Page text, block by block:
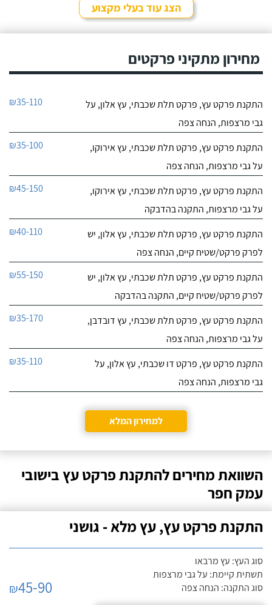
הצג עוד בעלי מקצוע
מחירון מתקיני פרקטים
התקנת פרקט עץ, פרקט תלת שכבתי, עץ אלון, על
גבי מרצפות, הנחה צפה
₪35-110
התקנת פרקט עץ, פרקט תלת שכבתי, עץ אירוקו,
על גבי מרצפות, הנחה צפה
₪35-100
התקנת פרקט עץ, פרקט תלת שכבתי, עץ אירוקו,
על גבי מרצפות, התקנה בהדבקה
₪45-150
התקנת פרקט עץ, פרקט תלת שכבתי, עץ אלון, יש
לפרק פרקט/שטיח קיים, הנחה צפה
₪40-110
התקנת פרקט עץ, פרקט תלת שכבתי, עץ אלון, יש
לפרק פרקט/שטיח קיים, התקנה בהדבקה
₪55-150
התקנת פרקט עץ, פרקט תלת שכבתי, עץ דובדבן,
על גבי מרצפות, הנחה צפה
₪35-170
התקנת פרקט עץ, פרקט דו שכבתי, עץ אלון, על
גבי מרצפות, הנחה צפה
₪35-110
למחירון המלא
השוואת מחירים להתקנת פרקט עץ בישובי
עמק חפר
התקנת פרקט עץ, עץ מלא - גושני
סוג העץ: עץ מרבאו
תשתית קיימת: על גבי מרצפות
סוג התקנה: הנחה צפה
₪45-90